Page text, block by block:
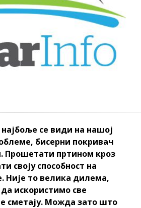
се види на нашој
бисерни покривач
Прошетати пртином кроз
своју способност на
Није то велика дилема,
искористимо све
сметају. Можда зато што